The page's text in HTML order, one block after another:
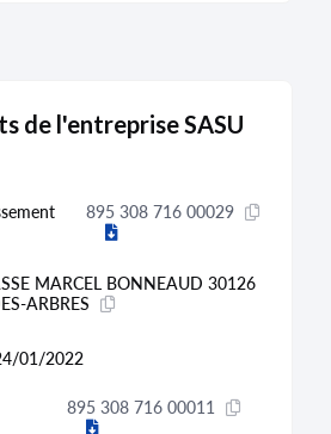
de l'entreprise SASU
895 308 716 00029
MARCEL BONNEAUD 30126
ARBRES
01/2022
895 308 716 00011